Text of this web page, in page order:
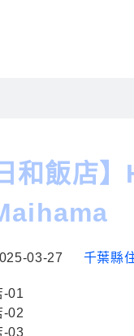
和飯店
03-27 千葉縣